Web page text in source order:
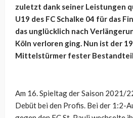
zuletzt dank seiner Leistungen
U19 des FC Schalke 04 für das
das unglücklich nach
Köln verloren ging. Nun ist der
Mittelstürmer fester
Am 16. Spieltag der Saison 2021/
Debüt bei den Profis. Bei der 1:2-